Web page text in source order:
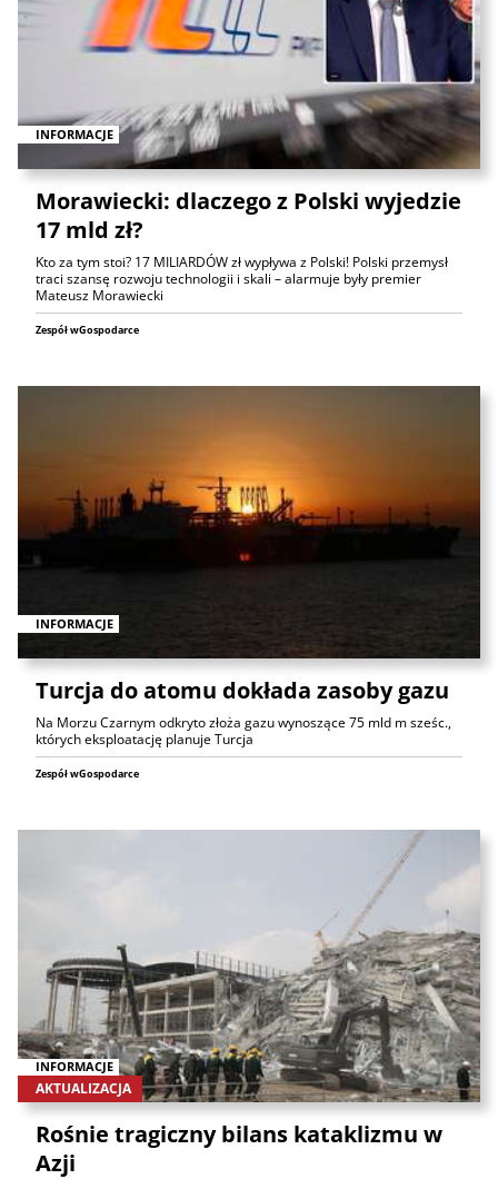
INFORMACJE
Morawiecki: dlaczego z Polski wyjedzie
17 mld zł?
Kto za tym stoi? 17 MILIARDÓW zł wypływa z Polski! Polski przemysł
traci szansę rozwoju technologii i skali – alarmuje były premier
Mateusz Morawiecki
Zespół wGospodarce
INFORMACJE
Turcja do atomu dokłada zasoby gazu
Na Morzu Czarnym odkryto złoża gazu wynoszące 75 mld m sześc.,
których eksploatację planuje Turcja
Zespół wGospodarce
INFORMACJE
AKTUALIZACJA
Rośnie tragiczny bilans kataklizmu w
Azji